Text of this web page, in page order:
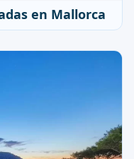
en Mallorca